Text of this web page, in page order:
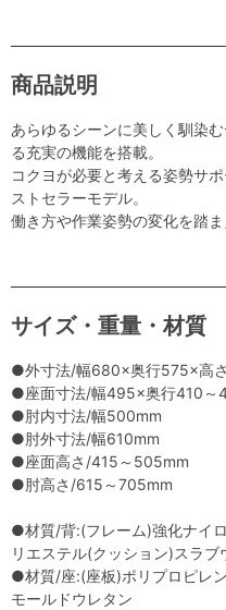
商品説明
あらゆるシーンに美しく馴染
る充実の機能を搭載。
コクヨが必要と考える姿勢サ
ストセラーモデル。
働き方や作業姿勢の変化を踏
サイズ・重量・材質
●外寸法/幅680×奥行575×高
●座面寸法/幅495×奥行410～
●肘内寸法/幅500mm
●肘外寸法/幅610mm
●座面高さ/415～505mm
●肘高さ/615～705mm
●材質/背:(フレーム)強化ナイ
リエステル(クッション)スラブ
●材質/座:(座板)ポリプロピレ
モールドウレタン